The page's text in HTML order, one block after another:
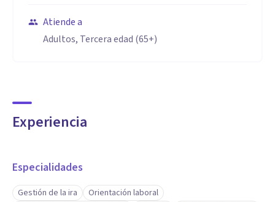
Atiende a
Adultos, Tercera edad (65+)
Experiencia
Especialidades
Gestión de la ira
Orientación laboral